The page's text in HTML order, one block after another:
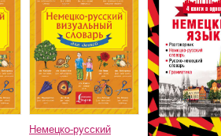
Немецко-русский